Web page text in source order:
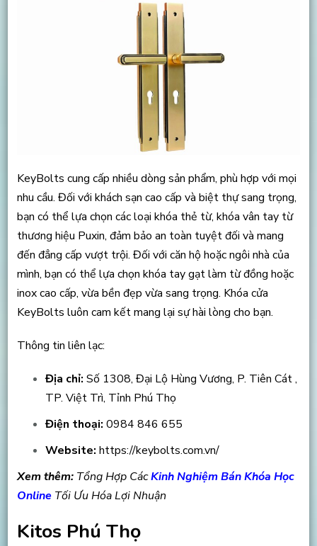
KeyBolts cung cấp nhiều dòng sản phẩm, phù hợp với mọi
nhu cầu. Đối với khách sạn cao cấp và biệt thự sang trọng,
bạn có thể lựa chọn các loại khóa thẻ từ, khóa vân tay từ
thương hiệu Puxin, đảm bảo an toàn tuyệt đối và mang
đến đẳng cấp vượt trội. Đối với căn hộ hoặc ngôi nhà của
mình, bạn có thể lựa chọn khóa tay gạt làm từ đồng hoặc
inox cao cấp, vừa bền đẹp vừa sang trọng. Khóa cửa
KeyBolts luôn cam kết mang lại sự hài lòng cho bạn.
Thông tin liên lạc:
Địa chỉ: Số 1308, Đại Lộ Hùng Vương, P. Tiên Cát ,
TP. Việt Trì, Tỉnh Phú Thọ
Điện thoại: 0984 846 655
Website: https://keybolts.com.vn/
Xem thêm:Tổng Hợp CácKinh Nghiệm Bán Khóa Học
OnlineTối Ưu Hóa Lợi Nhuận
Kitos Phú Thọ